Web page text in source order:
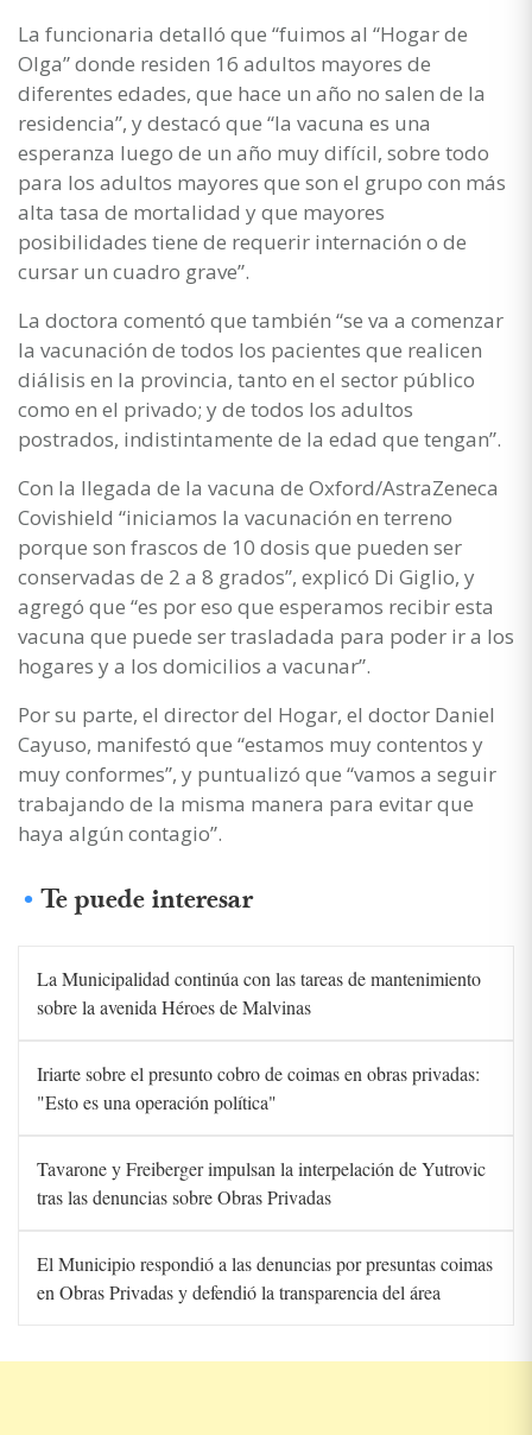
La funcionaria detalló que “fuimos al “Hogar de
Olga” donde residen 16 adultos mayores de
diferentes edades, que hace un año no salen de la
residencia”, y destacó que “la vacuna es una
esperanza luego de un año muy difícil, sobre todo
para los adultos mayores que son el grupo con más
alta tasa de mortalidad y que mayores
posibilidades tiene de requerir internación o de
cursar un cuadro grave”.
La doctora comentó que también “se va a comenzar
la vacunación de todos los pacientes que realicen
diálisis en la provincia, tanto en el sector público
como en el privado; y de todos los adultos
postrados, indistintamente de la edad que tengan”.
Con la llegada de la vacuna de Oxford/AstraZeneca
Covishield “iniciamos la vacunación en terreno
porque son frascos de 10 dosis que pueden ser
conservadas de 2 a 8 grados”, explicó Di Giglio, y
agregó que “es por eso que esperamos recibir esta
vacuna que puede ser trasladada para poder ir a los
hogares y a los domicilios a vacunar”.
Por su parte, el director del Hogar, el doctor Daniel
Cayuso, manifestó que “estamos muy contentos y
muy conformes”, y puntualizó que “vamos a seguir
trabajando de la misma manera para evitar que
haya algún contagio”.
Te puede interesar
La Municipalidad continúa con las tareas de mantenimiento
sobre la avenida Héroes de Malvinas
Iriarte sobre el presunto cobro de coimas en obras privadas:
"Esto es una operación política"
Tavarone y Freiberger impulsan la interpelación de Yutrovic
tras las denuncias sobre Obras Privadas
El Municipio respondió a las denuncias por presuntas coimas
en Obras Privadas y defendió la transparencia del área